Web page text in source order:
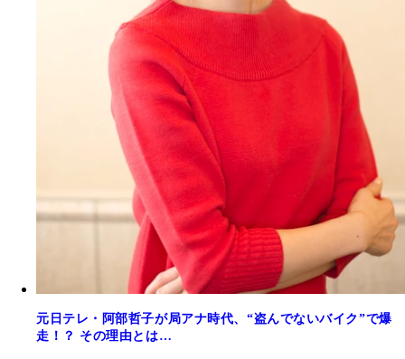
元日テレ・阿部哲子が局アナ時代、“盗んでないバイク”で爆
走！？ その理由とは…